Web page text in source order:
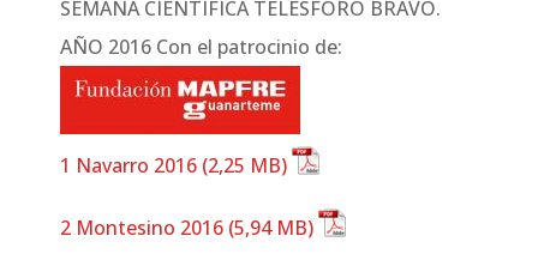
SEMANA CIENTÍFICA TELESFORO BRAVO.
AÑO 2016 Con el patrocinio de:
1 Navarro 2016
2 Montesino 2016